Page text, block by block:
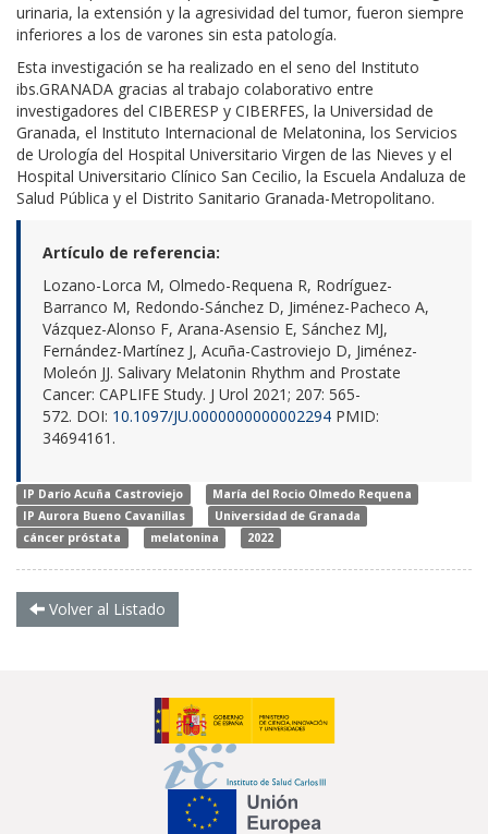
urinaria, la extensión y la agresividad del tumor, fueron siempre
inferiores a los de varones sin esta patología.
Esta investigación se ha realizado en el seno del Instituto
ibs.GRANADA gracias al trabajo colaborativo entre
investigadores del CIBERESP y CIBERFES, la Universidad de
Granada, el Instituto Internacional de Melatonina, los Servicios
de Urología del Hospital Universitario Virgen de las Nieves y el
Hospital Universitario Clínico San Cecilio, la Escuela Andaluza de
Salud Pública y el Distrito Sanitario Granada-Metropolitano.
Artículo de referencia:
Lozano-Lorca M, Olmedo-Requena R, Rodríguez-
Barranco M, Redondo-Sánchez D, Jiménez-Pacheco A,
Vázquez-Alonso F, Arana-Asensio E, Sánchez MJ,
Fernández-Martínez J, Acuña-Castroviejo D, Jiménez-
Moleón JJ. Salivary Melatonin Rhythm and Prostate
Cancer: CAPLIFE Study. J Urol 2021; 207: 565-
572. DOI: 10.1097/JU.0000000000002294 PMID:
34694161.
IP Darío Acuña Castroviejo
María del Rocio Olmedo Requena
IP Aurora Bueno Cavanillas
Universidad de Granada
cáncer próstata
melatonina 2022
Volver al Listado